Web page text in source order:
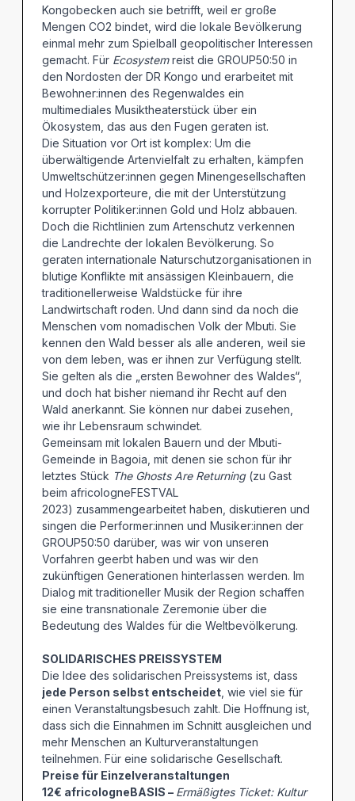
Kongobecken auch sie betrifft, weil er große
Mengen CO2 bindet, wird die lokale Bevölkerung
einmal mehr zum Spielball geopolitischer Interessen
gemacht. Für Ecosystemreist die GROUP50:50 in
den Nordosten der DR Kongo und erarbeitet mit
Bewohner:innen des Regenwaldes ein
multimediales Musiktheaterstück über ein
Ökosystem, das aus den Fugen geraten ist.
Die Situation vor Ort ist komplex: Um die
überwältigende Artenvielfalt zu erhalten, kämpfen
Umweltschützer:innen gegen Minengesellschaften
und Holzexporteure, die mit der Unterstützung
korrupter Politiker:innen Gold und Holz abbauen.
Doch die Richtlinien zum Artenschutz verkennen
die Landrechte der lokalen Bevölkerung. So
geraten internationale Naturschutzorganisationen in
blutige Konflikte mit ansässigen Kleinbauern, die
traditionellerweise Waldstücke für ihre
Landwirtschaft roden. Und dann sind da noch die
Menschen vom nomadischen Volk der Mbuti. Sie
kennen den Wald besser als alle anderen, weil sie
von dem leben, was er ihnen zur Verfügung stellt.
Sie gelten als die „ersten Bewohner des Waldes“,
und doch hat bisher niemand ihr Recht auf den
Wald anerkannt. Sie können nur dabei zusehen,
wie ihr Lebensraum schwindet.
Gemeinsam mit lokalen Bauern und der Mbuti-
Gemeinde in Bagoia, mit denen sie schon für ihr
letztes Stück The Ghosts Are Returning(zu Gast
beim africologneFESTVAL
2023) zusammengearbeitet haben, diskutieren und
singen die Performer:innen und Musiker:innen der
GROUP50:50 darüber, was wir von unseren
Vorfahren geerbt haben und was wir den
zukünftigen Generationen hinterlassen werden. Im
Dialog mit traditioneller Musik der Region schaffen
sie eine transnationale Zeremonie über die
Bedeutung des Waldes für die Weltbevölkerung.
SOLIDARISCHES PREISSYSTEM
Die Idee des solidarischen Preissystems ist, dass
jede Person selbst entscheidet , wie viel sie für
einen Veranstaltungsbesuch zahlt. Die Hoffnung ist,
dass sich die Einnahmen im Schnitt ausgleichen und
mehr Menschen an Kulturveranstaltungen
teilnehmen. Für eine solidarische Gesellschaft.
Preise für Einzelveranstaltungen
12€ africologneBASIS – Ermäßigtes Ticket: Kultur